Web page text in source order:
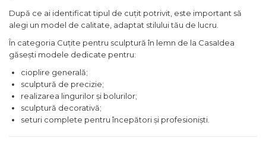
Multidetector
Pistol Spuma Poliuretanica
Pistol Silicon (Tub de
Silicon)
Termometru Infrarosu
Menghina de banc –
tamplarie si alte domenii
Suruburi si dibluri
După ce ai identificat tipul de cuțit potrivit, este important să
alegi un model de calitate, adaptat stilului tău de lucru.
În categoria Cuțite pentru sculptură în lemn de la CasaIdea
găsești modele dedicate pentru:
cioplire generală;
sculptură de precizie;
realizarea lingurilor și bolurilor;
sculptură decorativă;
seturi complete pentru începători și profesioniști.